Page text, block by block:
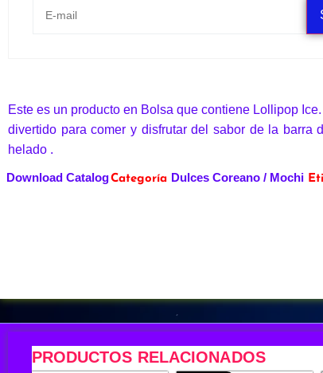
Este es un producto en Bolsa que contiene Lollipop
divertido para comer y disfrutar del sabor de la barra
helado .
Download CatalogCategoría Dulces Coreano / Mochi
PRODUCTOS RELACIONADOS